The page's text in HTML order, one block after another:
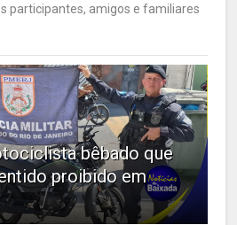
participantes, amigos e familiares
bêbado que
proibido em